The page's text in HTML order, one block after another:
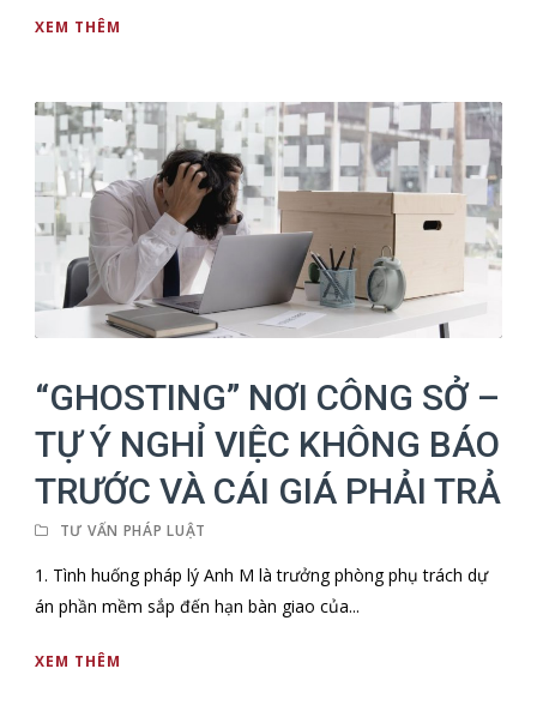
XEM THÊM
“GHOSTING” NƠI CÔNG SỞ –
TỰ Ý NGHỈ VIỆC KHÔNG BÁO
TRƯỚC VÀ CÁI GIÁ PHẢI TRẢ
TƯ VẤN PHÁP LUẬT
1. Tình huống pháp lý Anh M là trưởng phòng phụ trách dự
án phần mềm sắp đến hạn bàn giao của...
XEM THÊM